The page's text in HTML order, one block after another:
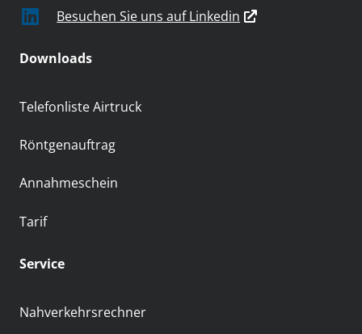
Besuchen Sie uns auf Linkedin
Downloads
Telefonliste Airtruck
Röntgenauftrag
Annahmeschein
Tarif
Service
Nahverkehrsrechner